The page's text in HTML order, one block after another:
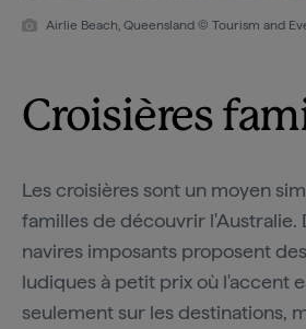
Airlie Beach, Queensland © Tourism and
Croisières
Les croisières sont un moyen
familles de découvrir l'Australie.
navires imposants proposent
ludiques à petit prix où l'accent
seulement sur les destinations,